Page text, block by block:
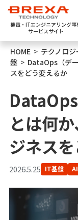
機電・ITエンジニアリング事
サービスサイト
HOME > テクノロ
盤 > DataOps（デ
スをどう変えるか
とは何
ジネス
2026.5.25 IT基盤